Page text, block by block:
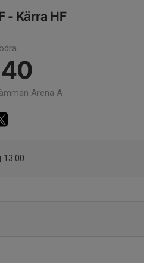
- Kärra HF
Arena A
13:00